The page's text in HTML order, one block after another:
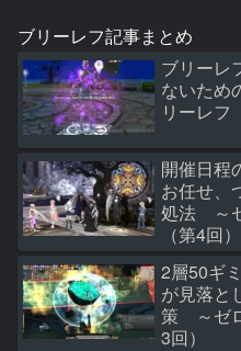
ブリーレフ記事まとめ
ブリーレ
ないため
リーレフ
開催日程
お任せ、
処法 ～
（第4回）
2層50ギ
が見落と
策 ～ゼ
3回）